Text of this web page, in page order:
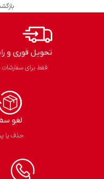
تحویل فوری و
فقط برای سفارشات
لغو
حذف یا